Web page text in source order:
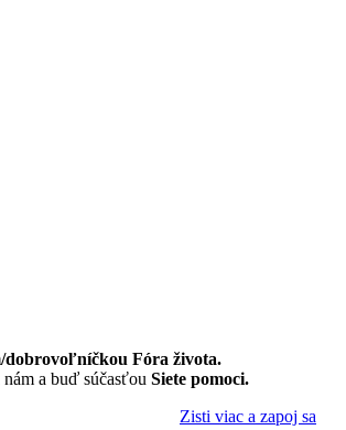
dobrovoľníčkou Fóra života.
a buď súčasťou Siete pomoci.
Zisti viac a zapoj sa